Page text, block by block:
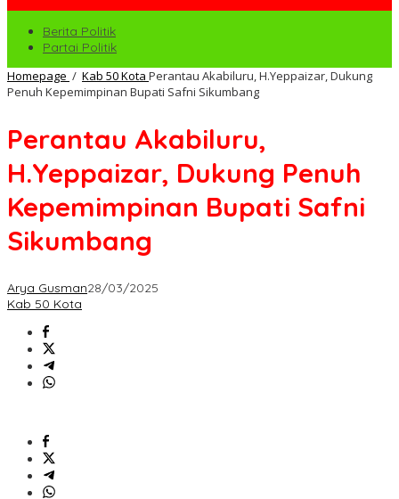
Berita Politik
Partai Politik
Homepage / Kab 50 Kota Perantau Akabiluru, H.Yeppaizar, Dukung
Penuh Kepemimpinan Bupati Safni Sikumbang
Perantau Akabiluru,
H.Yeppaizar, Dukung Penuh
Kepemimpinan Bupati Safni
Sikumbang
Arya Gusman28/03/2025
Kab 50 Kota